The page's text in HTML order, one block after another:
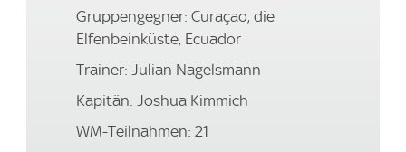
Gruppengegner: Curaçao, die
Elfenbeinküste, Ecuador
Trainer: Julian Nagelsmann
Kapitän: Joshua Kimmich
WM-Teilnahmen: 21